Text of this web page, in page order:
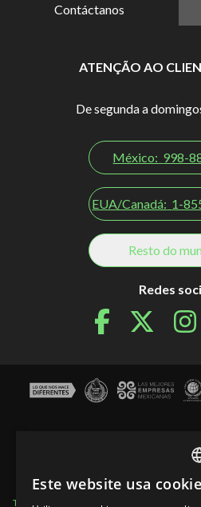
Contáctanos
ATENÇÃO AO
De segunda a
México: 998-
EUA/Canadá: 1-
Resto do
Redes
Termos de Uso
Este website usa